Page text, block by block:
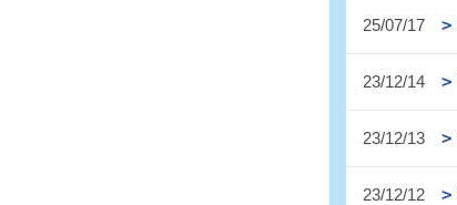
25/07/17
23/12/14
23/12/13
23/12/12